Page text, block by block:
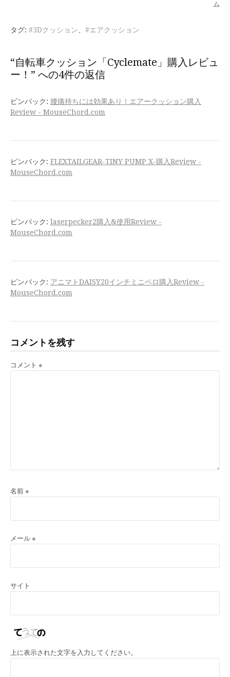
読
む
ム
タグ: #3Dクッション #エアクッション
“自転車クッション「Cyclemate」購入レビュ
ー！” への4件の返信
ピンバック: 腰痛持ちには効果あり！エアークッション購入
Review - MouseChord.com
ピンバック: FLEXTAILGEAR-TINY PUMP X-購入Review -
MouseChord.com
ピンバック: laserpecker2購入&使用Review -
MouseChord.com
ピンバック: アニマトDAISY20インチミニベロ購入Review -
MouseChord.com
コメントを残す
コメント ※
名前 ※
メール ※
サイト
上に表示された文字を入力してください。